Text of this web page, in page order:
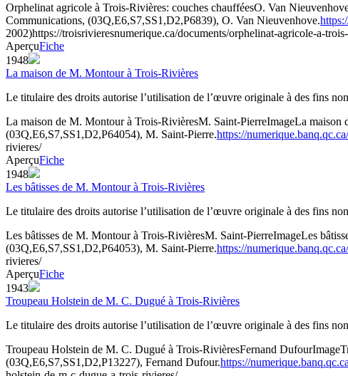
Orphelinat agricole à Trois-Rivières: couches chaufféesO. Van
Communications, (03Q,E6,S7,SS1,D2,P6839), O. Van Nieuvenhove.
2002)https://troisrivieresnumerique.ca/documents/orphelinat-agricole-a-
AperçuFiche
1948
La maison de M. Montour à Trois-Rivières
Le titulaire des droits autorise l’utilisation de l’œuvre originale à des fins
La maison de M. Montour à Trois-RivièresM. Saint-PierreImageLa maison
(03Q,E6,S7,SS1,D2,P64054), M. Saint-Pierre.https://
rivieres/
AperçuFiche
1948
Les bâtisses de M. Montour à Trois-Rivières
Le titulaire des droits autorise l’utilisation de l’œuvre originale à des fins
Les bâtisses de M. Montour à Trois-RivièresM. Saint-PierreImageLes
(03Q,E6,S7,SS1,D2,P64053), M. Saint-Pierre.https://
rivieres/
AperçuFiche
1943
Troupeau Holstein de M. C. Dugué à Trois-Rivières
Le titulaire des droits autorise l’utilisation de l’œuvre originale à des fins
Troupeau Holstein de M. C. Dugué à Trois-RivièresFernand DufourImage
(03Q,E6,S7,SS1,D2,P13227), Fernand Dufour.https://